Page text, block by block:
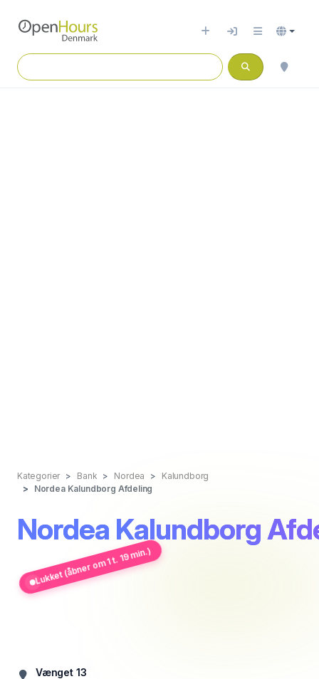
Kategorier Bank Nordea
Kalundborg
Nordea Kalundborg Afdeling
Nordea Kalundborg
Lukket (åbner om 1 t. 19 min.)
Vænget 13